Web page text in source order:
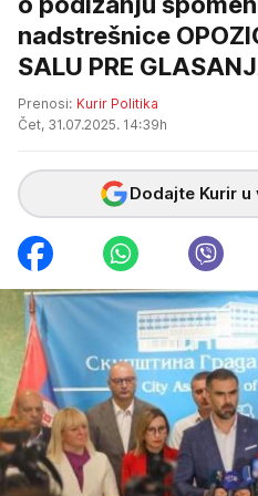
nadstrešnice
SALU PRE
Prenosi: Kurir Politika
Čet, 31.07.2025. 14:39h
Dodajte Kurir